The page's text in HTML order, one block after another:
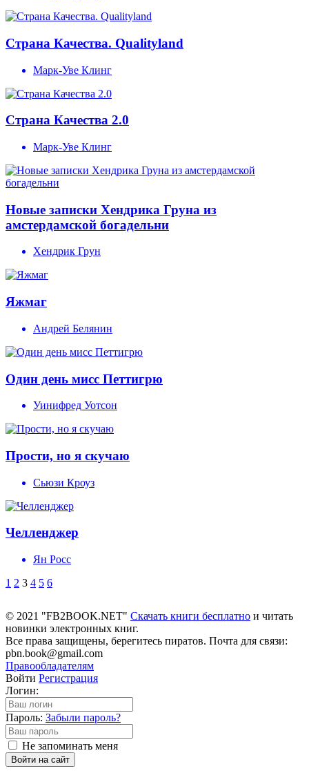
Страна Качества. Qualityland
Марк-Уве Клинг
Страна Качества 2.0
Марк-Уве Клинг
Новые записки Хендрика Груна из
амстердамской богадельни
Хендрик Грун
Яжмаг
Андрей Белянин
Один день мисс Петтигрю
Уинифред Уотсон
Прости, но я скучаю
Сьюзи Кроуз
Челленджер
Ян Росс
1 2 3 4 5 6
© 2021 "FB2BOOK.NET" Скачать книги бесплатно и читать
новинки электронных книг.
Все права защищены, берегитесь пиратов. Почта для связи:
pbn.book@gmail.com
Правообладателям
Войти Регистрация
Логин:
Пароль: Забыли пароль?
Не запоминать меня
Войти на сайт